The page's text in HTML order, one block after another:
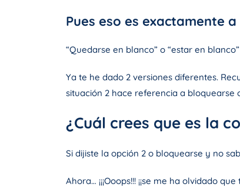
Pues eso es exactamente
“Quedarse en blanco” o “estar en
Ya te he dado 2 versiones diferentes.
situación 2 hace referencia a bloquearse
¿Cuál crees que es la
Si dijiste la opción 2 o bloquearse y no
Ahora… ¡¡¡Ooops!!! ¡¡se me ha olvidado